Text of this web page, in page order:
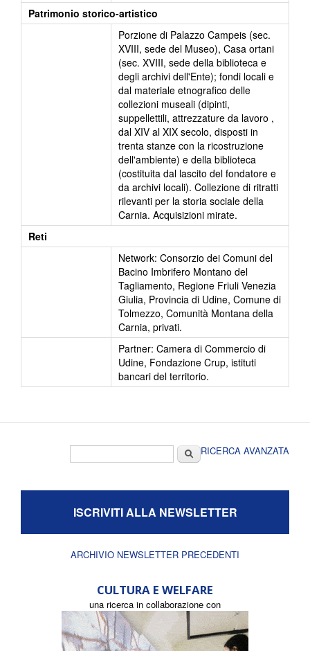
Patrimonio storico-artistico
Porzione di Palazzo Campeis (sec.
XVIII, sede del Museo), Casa ortani
(sec. XVIII, sede della biblioteca e
degli archivi dell'Ente); fondi locali e
dal materiale etnografico delle
collezioni museali (dipinti,
suppellettili, attrezzature da lavoro ,
dal XIV al XIX secolo, disposti in
trenta stanze con la ricostruzione
dell'ambiente) e della biblioteca
(costituita dal lascito del fondatore e
da archivi locali). Collezione di ritratti
rilevanti per la storia sociale della
Carnia. Acquisizioni mirate.
Reti
Network: Consorzio dei Comuni del
Bacino Imbrifero Montano del
Tagliamento, Regione Friuli Venezia
Giulia, Provincia di Udine, Comune di
Tolmezzo, Comunità Montana della
Carnia, privati.
Partner: Camera di Commercio di
Udine, Fondazione Crup, istituti
bancari del territorio.
CercaRICERCA AVANZATA
ISCRIVITI ALLA NEWSLETTER
ARCHIVIO NEWSLETTER PRECEDENTI
CULTURA E WELFARE
una ricerca in collaborazione con